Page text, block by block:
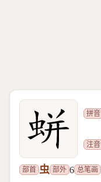
拼音
注音
部首 虫 部外 6 总笔画